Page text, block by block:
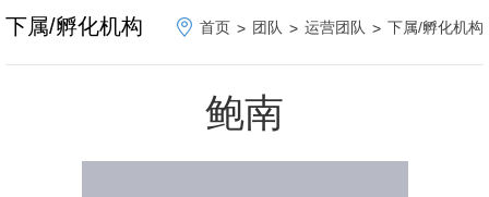
下属/孵化机构 首页 > 团队 > 运营团队 > 下属/孵化机构
鲍南